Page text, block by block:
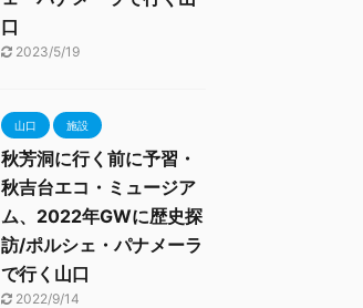
口
2023/5/19
山口 施設
秋芳洞に行く前に予習・
秋吉台エコ・ミュージア
ム、2022年GWに歴史探
訪/ポルシェ・パナメーラ
で行く山口
2022/9/14